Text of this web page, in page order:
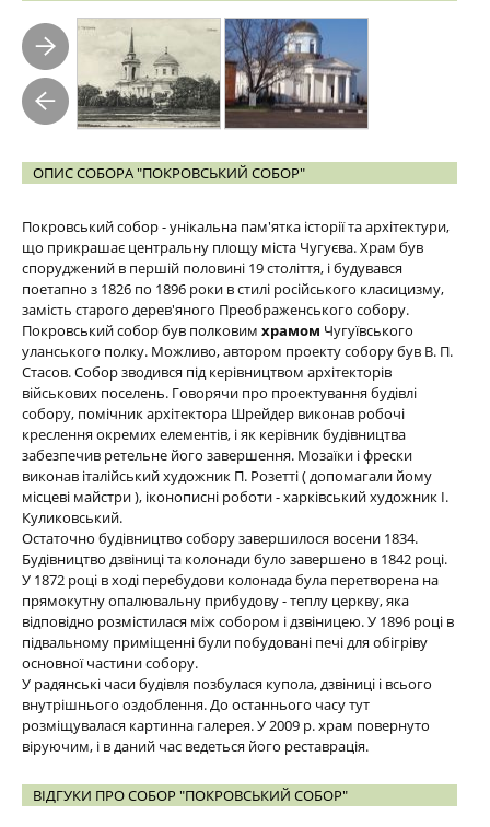
ОПИС СОБОРА "ПОКРОВСЬКИЙ СОБОР"
Покровський собор - унікальна пам'ятка історії та архітектури,
що прикрашає центральну площу міста Чугуєва. Храм був
споруджений в першій половині 19 століття, і будувався
поетапно з 1826 по 1896 роки в стилі російського класицизму,
замість старого дерев'яного Преображенського собору.
Покровський собор був полковим храмом Чугуївського
уланського полку. Можливо, автором проекту собору був В. П.
Стасов. Собор зводився під керівництвом архітекторів
військових поселень. Говорячи про проектування будівлі
собору, помічник архітектора Шрейдер виконав робочі
креслення окремих елементів, і як керівник будівництва
забезпечив ретельне його завершення. Мозаїки і фрески
виконав італійський художник П. Розетті ( допомагали йому
місцеві майстри ), іконописні роботи - харківський художник І.
Куликовський.
Остаточно будівництво собору завершилося восени 1834.
Будівництво дзвіниці та колонади було завершено в 1842 році.
У 1872 році в ході перебудови колонада була перетворена на
прямокутну опалювальну прибудову - теплу церкву, яка
відповідно розмістилася між собором і дзвіницею. У 1896 році в
підвальному приміщенні були побудовані печі для обігріву
основної частини собору.
У радянські часи будівля позбулася купола, дзвіниці і всього
внутрішнього оздоблення. До останнього часу тут
розміщувалася картинна галерея. У 2009 р. храм повернуто
віруючим, і в даний час ведеться його реставрація.
ВІДГУКИ ПРО СОБОР "ПОКРОВСЬКИЙ СОБОР"